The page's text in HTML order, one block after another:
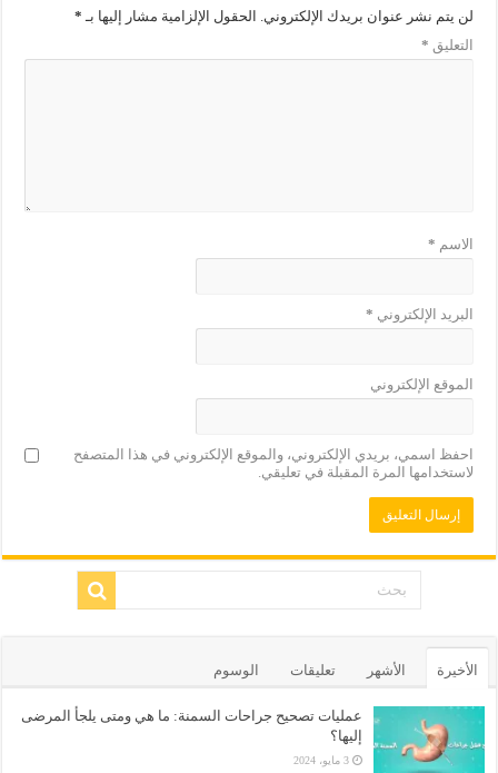
لن يتم نشر عنوان بريدك الإلكتروني. الحقول الإلزامية مشار إليها بـ *
التعليق *
الاسم *
البريد الإلكتروني *
الموقع الإلكتروني
احفظ اسمي، بريدي الإلكتروني، والموقع الإلكتروني في هذا المتصفح
لاستخدامها المرة المقبلة في تعليقي.
الأخيرة الأشهر تعليقات الوسوم
عمليات تصحيح جراحات السمنة: ما هي ومتى يلجأ المرضى
إليها؟
3 مايو، 2024